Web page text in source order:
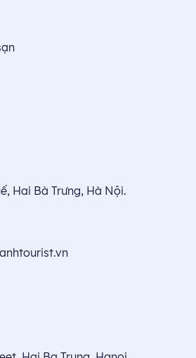
Hai Bà Trưng, Hà Nội.